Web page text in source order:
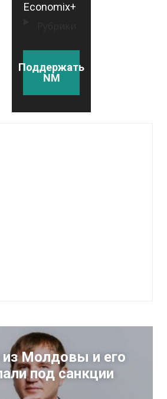
Economix+
Поддержать
NM
из Молдовы и его
под санкции